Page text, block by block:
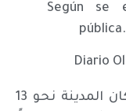
Según se
وأوضحت الصحيفة: “يبلغ عدد سكان المدينة نحو 13